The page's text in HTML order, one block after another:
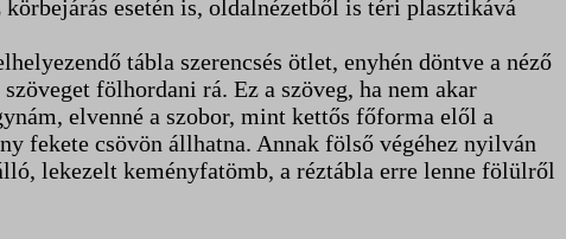
esetén is, oldalnézetből is téri plasztikává
tábla szerencsés ötlet, enyhén döntve a néző
fölhordani rá. Ez a szöveg, ha nem akar
elvenné a szobor, mint kettős főforma elől a
fekete csövön állhatna. Annak fölső végéhez nyilván
lekezelt keményfatömb, a réztábla erre lenne fölülről